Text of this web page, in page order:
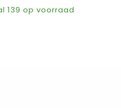
139 op voorraad